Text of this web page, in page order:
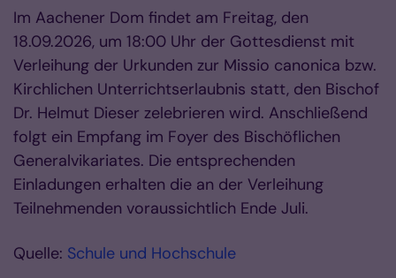
Im Aachener Dom findet am Freitag, den
18.09.2026, um 18:00 Uhr der Gottesdienst mit
Verleihung der Urkunden zur Missio canonica bzw.
Kirchlichen Unterrichtserlaubnis statt, den Bischof
Dr. Helmut Dieser zelebrieren wird. Anschließend
folgt ein Empfang im Foyer des Bischöflichen
Generalvikariates. Die entsprechenden
Einladungen erhalten die an der Verleihung
Teilnehmenden voraussichtlich Ende Juli.
Quelle: Schule und Hochschule